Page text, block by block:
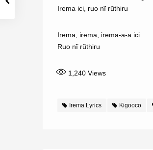
Irema ici, ruo nĩ rũthiru
Irema, irema, irema-a-a ici
Ruo nĩ rũthiru
1,240 Views
Irema Lyrics Kigooco